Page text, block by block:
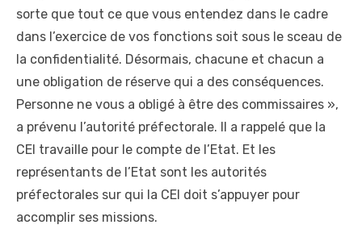
sorte que tout ce que vous entendez dans le cadre
dans l’exercice de vos fonctions soit sous le sceau de
la confidentialité. Désormais, chacune et chacun a
une obligation de réserve qui a des conséquences.
Personne ne vous a obligé à être des commissaires »,
a prévenu l’autorité préfectorale. Il a rappelé que la
CEI travaille pour le compte de l’Etat. Et les
représentants de l’Etat sont les autorités
préfectorales sur qui la CEI doit s’appuyer pour
accomplir ses missions.